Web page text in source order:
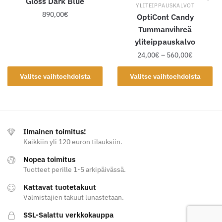
890,00€
Valitse vaihtoehdoista
useampi
muunnelma.
tuotteen
sivulla.
YLITEIPPAUSKALVOT
OptiCont Candy
Tummanvihreä
yliteippauskalvo
24,00€ – 560,00€
24,00€
-
560,00€
Valitse vaihtoehdoista
Tällä
tuotteella
Ilmainen toimitus!
Kaikkiin yli 120 euron tilauksiin.
Nopea toimitus
Tuotteet perille 1-5 arkipäivässä.
Kattavat tuotetakuut
Valmistajien takuut lunastetaan.
SSL-Salattu verkkokauppa